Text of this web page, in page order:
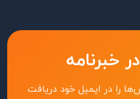
خبرنامه
را در ایمیل خود دریافت